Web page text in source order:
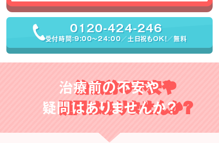
0120-424-246
受付時間：9:00〜24:00／土日祝もOK！／無料
治療前の不安や
疑問はありませんか？